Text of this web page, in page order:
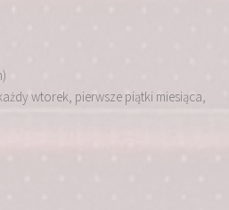
wtorek, pierwsze piątki miesiąca,